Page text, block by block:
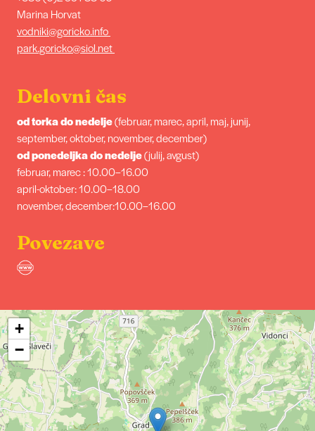
Marina Horvat
vodniki@goricko.info
park.goricko@siol.net
Delovni čas
od torka do nedelje(februar, marec, april, maj, junij,
september, oktober, november, december)
od ponedeljka do nedelje(julij, avgust)
februar, marec : 10.00–16.00
april-oktober: 10.00–18.00
november, december:10.00–16.00
Povezave
+
−